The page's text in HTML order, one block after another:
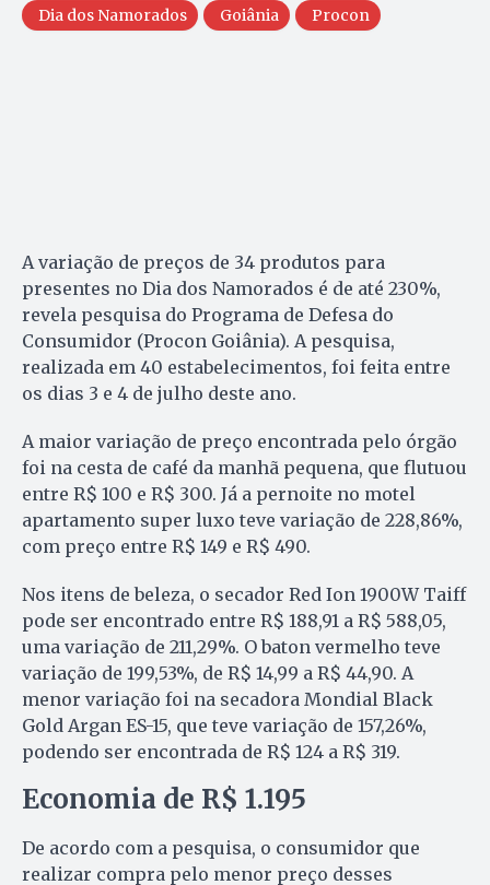
Dia dos Namorados Goiânia Procon
A variação de preços de 34 produtos para
presentes no Dia dos Namorados é de até 230%,
revela pesquisa do Programa de Defesa do
Consumidor (Procon Goiânia). A pesquisa,
realizada em 40 estabelecimentos, foi feita entre
os dias 3 e 4 de julho deste ano.
A maior variação de preço encontrada pelo órgão
foi na cesta de café da manhã pequena, que flutuou
entre R$ 100 e R$ 300. Já a pernoite no motel
apartamento super luxo teve variação de 228,86%,
com preço entre R$ 149 e R$ 490.
Nos itens de beleza, o secador Red Ion 1900W Taiff
pode ser encontrado entre R$ 188,91 a R$ 588,05,
uma variação de 211,29%. O baton vermelho teve
variação de 199,53%, de R$ 14,99 a R$ 44,90. A
menor variação foi na secadora Mondial Black
Gold Argan ES-15, que teve variação de 157,26%,
podendo ser encontrada de R$ 124 a R$ 319.
Economia de R$ 1.195
De acordo com a pesquisa, o consumidor que
realizar compra pelo menor preço desses